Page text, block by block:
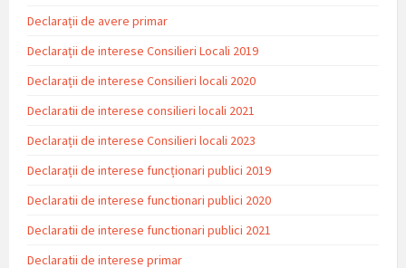
Declarații de avere primar
Declarații de interese Consilieri Locali 2019
Declarații de interese Consilieri locali 2020
Declaratii de interese consilieri locali 2021
Declarații de interese Consilieri locali 2023
Declarații de interese funcționari publici 2019
Declaratii de interese functionari publici 2020
Declaratii de interese functionari publici 2021
Declaratii de interese primar